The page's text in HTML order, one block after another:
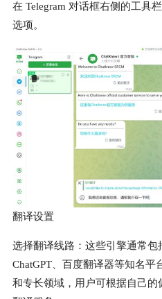
在 Telegram 对话框右侧的工具
选项。
翻译设置
选择翻译线路：这些引擎通常包
ChatGPT、百度翻译器等知名
和专长领域，用户可根据自己